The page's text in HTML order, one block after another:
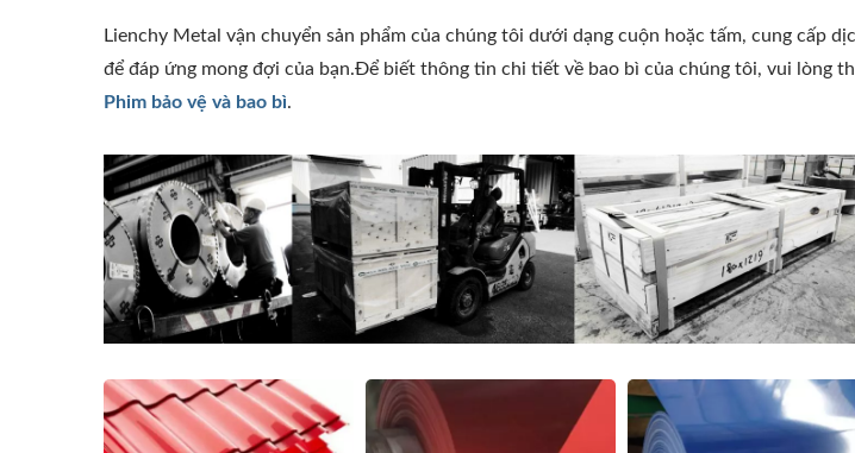
Lienchy Metal vận chuyển sản phẩm của chúng tôi dưới dạng cuộn hoặc tấm, cung cấp
để đáp ứng mong đợi của bạn.Để biết thông tin chi tiết về bao bì của chúng tôi, vui lòng
Phim bảo vệ và bao bì.